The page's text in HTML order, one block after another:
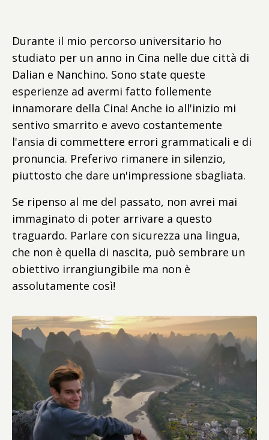
Durante il mio percorso universitario ho
studiato per un anno in Cina nelle due città di
Dalian e Nanchino. Sono state queste
esperienze ad avermi fatto follemente
innamorare della Cina! Anche io all'inizio mi
sentivo smarrito e avevo costantemente
l'ansia di commettere errori grammaticali e di
pronuncia. Preferivo rimanere in silenzio,
piuttosto che dare un'impressione sbagliata.
Se ripenso al me del passato, non avrei mai
immaginato di poter arrivare a questo
traguardo. Parlare con sicurezza una lingua,
che non è quella di nascita, può sembrare un
obiettivo irrangiungibile ma non è
assolutamente così!